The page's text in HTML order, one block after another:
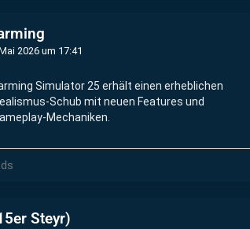
2026 um 17:41
Simulator 25 erhält einen erheblichen
Schub mit neuen Features und
Mechaniken.
Steyr)